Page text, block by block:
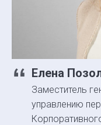
Елена
Заместитель
управлению